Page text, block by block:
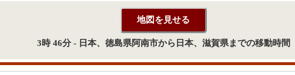
3時 46分 - 日本、徳島県阿南市から日本、滋賀県までの移動時間